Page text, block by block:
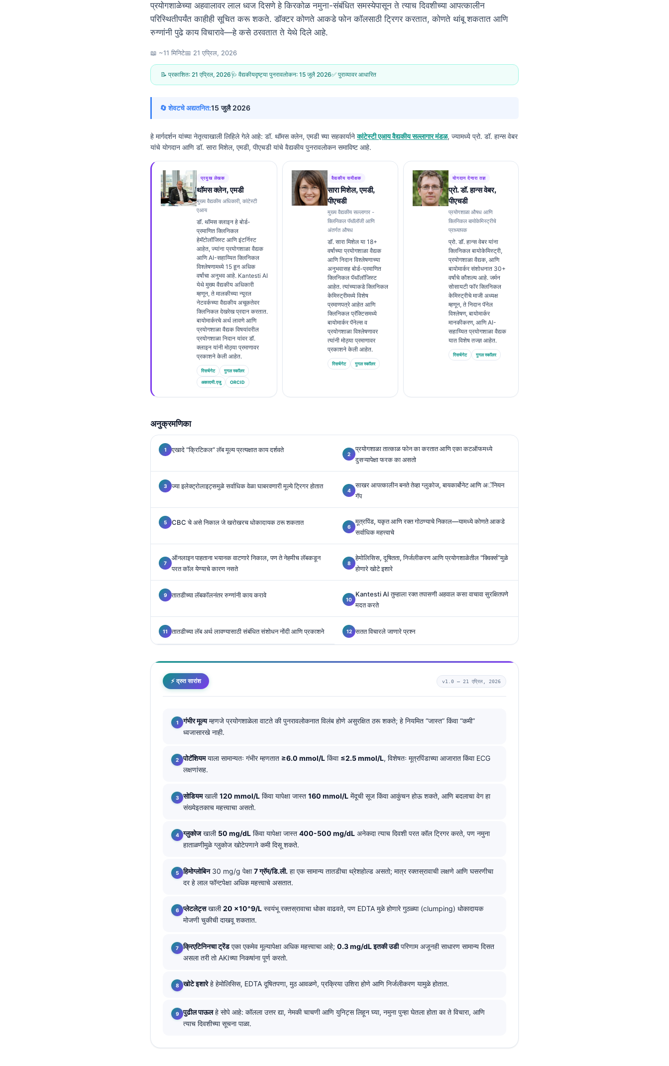
प्रयोगशाळेच्या अहवालावर लाल ध्वज दिसणे हे किरकोळ नमुना-संबंधित समस्येपासून ते त्याच दिवशीच्या आपत्कालीन
परिस्थितीपर्यंत काहीही सूचित करू शकते. डॉक्टर कोणते आकडे फोन कॉलसाठी ट्रिगर करतात, कोणते थांबू शकतात आणि
रुग्णांनी पुढे काय विचारावे—हे कसे ठरवतात ते येथे दिले आहे.
📖 ~11 मिनिटे📅 21 एप्रिल, 2026
📝 प्रकाशित: 21 एप्रिल, 2026🩺 वैद्यकीयदृष्ट्या पुनरावलोकन: 15 जुलै 2026✅ पुराव्यावर आधारित
🔄 शेवटचे अद्यतनित:15 जुलै 2026
हे मार्गदर्शन यांच्या नेतृत्वाखाली लिहिले गेले आहे: डॉ. थॉमस क्लेन, एमडीच्या सहकार्यानेकांटेस्टी एआय वैद्यकीय सल्लागार मंडळ, ज्यामध्ये प्रो. डॉ. हान्स वेबर
यांचे योगदान आणि डॉ. सारा मिशेल, एमडी, पीएचडी यांचे वैद्यकीय पुनरावलोकन समाविष्ट आहे.
प्रमुख लेखक
थॉमस क्लेन, एमडी
मुख्य वैद्यकीय अधिकारी, कांटेस्टी
एआय
डॉ. थॉमस क्लाइन हे बोर्ड-
प्रमाणित क्लिनिकल
हेमॅटोलॉजिस्ट आणि इंटर्निस्ट
आहेत, ज्यांना प्रयोगशाळा वैद्यक
आणि AI-सहाय्यित क्लिनिकल
विश्लेषणामध्ये 15 हून अधिक
वर्षांचा अनुभव आहे. Kantesti AI
येथे मुख्य वैद्यकीय अधिकारी
म्हणून, ते मालकीच्या न्यूरल
नेटवर्कच्या वैद्यकीय अचूकतेवर
क्लिनिकल देखरेख प्रदान करतात.
बायोमार्करचे अर्थ लावणे आणि
प्रयोगशाळा वैद्यक विषयांवरील
प्रयोगशाळा निदान यांवर डॉ.
क्लाइन यांनी मोठ्या प्रमाणावर
प्रकाशने केली आहेत.
रिसर्चगेट गुगल स्कॉलर
अकादमी.एजु ORCID
वैद्यकीय समीक्षक
सारा मिशेल, एमडी,
पीएचडी
मुख्य वैद्यकीय सल्लागार -
क्लिनिकल पॅथॉलॉजी आणि
अंतर्गत औषध
डॉ. सारा मिशेल या 18+
वर्षांच्या प्रयोगशाळा वैद्यक
आणि निदान विश्लेषणाच्या
अनुभवासह बोर्ड-प्रमाणित
क्लिनिकल पॅथॉलॉजिस्ट
आहेत. त्यांच्याकडे क्लिनिकल
केमिस्ट्रीमध्ये विशेष
प्रमाणपत्रे आहेत आणि
क्लिनिकल प्रॅक्टिसमध्ये
बायोमार्कर पॅनेल्स व
प्रयोगशाळा विश्लेषणावर
त्यांनी मोठ्या प्रमाणावर
प्रकाशने केली आहेत.
रिसर्चगेट गुगल स्कॉलर
योगदान देणारा तज्ञ
प्रो. डॉ. हान्स वेबर,
पीएचडी
प्रयोगशाळा औषध आणि
क्लिनिकल बायोकेमिस्ट्रीचे
प्राध्यापक
प्रो. डॉ. हान्स वेबर यांना
क्लिनिकल बायोकेमिस्ट्री,
प्रयोगशाळा वैद्यक, आणि
बायोमार्कर संशोधनात 30+
वर्षांचे कौशल्य आहे. जर्मन
सोसायटी फॉर क्लिनिकल
केमिस्ट्रीचे माजी अध्यक्ष
म्हणून, ते निदान पॅनेल
विश्लेषण, बायोमार्कर
मानकीकरण, आणि AI-
सहाय्यित प्रयोगशाळा वैद्यक
यात विशेष तज्ज्ञ आहेत.
रिसर्चगेट गुगल स्कॉलर
अनुक्रमणिका
एखादे “क्रिटिकल” लॅब मूल्य प्रत्यक्षात काय दर्शवते
प्रयोगशाळा तात्काळ फोन का करतात आणि एका कटऑफमध्ये
दुसऱ्यापेक्षा फरक का असतो
ज्या इलेक्ट्रोलाइट्समुळे सर्वाधिक वेळा घाबरवणारी मूल्ये ट्रिगर होतात
साखर आपत्कालीन बनते तेव्हा ग्लुकोज, बायकार्बोनेट आणि अॅनियन
गॅप
CBC चे असे निकाल जे खरोखरच धोकादायक ठरू शकतात
मूत्रपिंड, यकृत आणि रक्त गोठण्याचे निकाल—यामध्ये कोणते आकडे
सर्वाधिक महत्त्वाचे
ऑनलाइन पाहताना भयानक वाटणारे निकाल, पण ते नेहमीच लॅबकडून
परत कॉल येण्याचे कारण नसते
हेमोलिसिस, दूषितता, निर्जलीकरण आणि प्रयोगशाळेतील “क्विर्क्स”मुळे
होणारे खोटे इशारे
तातडीच्या लॅबकॉलनंतर रुग्णांनी काय करावे
Kantesti AI तुम्हाला रक्त तपासणी अहवाल कसा वाचावा सुरक्षितपणे
मदत करते
तातडीच्या लॅब अर्थ लावण्यासाठी संबंधित संशोधन नोंदी आणि प्रकाशने सतत विचारले जाणारे प्रश्न
⚡ द्रुत सारांश v1.0 — 21 एप्रिल, 2026
गंभीर मूल्यम्हणजे प्रयोगशाळेला वाटते की पुनरावलोकनात विलंब होणे असुरक्षित ठरू शकते; हे नियमित “जास्त” किंवा “कमी”
ध्वजासारखे नाही.
पोटॅशियमयाला सामान्यतः गंभीर म्हणतात ≥6.0 mmol/L किंवा ≤2.5 mmol/L, विशेषतः मूत्रपिंडाच्या आजारात किंवा ECG
लक्षणांसह.
सोडियमखाली120 mmol/L किंवा यापेक्षा जास्त 160 mmol/L मेंदूची सूज किंवा आकुंचन होऊ शकते, आणि बदलाचा वेग हा
संख्येइतकाच महत्त्वाचा असतो.
ग्लुकोजखाली 50 mg/dL किंवा यापेक्षा जास्त 400-500 mg/dL अनेकदा त्याच दिवशी परत कॉल ट्रिगर करते, पण नमुना
हाताळणीमुळे ग्लुकोज खोटेपणाने कमी दिसू शकते.
हिमोग्लोबिन30 mg/g पेक्षा7 ग्रॅम/डि.ली. हा एक सामान्य तातडीचा थ्रेशहोल्ड असतो; मात्र रक्तस्रावाची लक्षणे आणि घसरणीचा
दर हे लाल फॉन्टपेक्षा अधिक महत्त्वाचे असतात.
प्लेटलेट्सखाली20 ×10^9/L स्वयंभू रक्तस्रावाचा धोका वाढवते, पण EDTA मुळे होणारे गुठळ्या (clumping) धोकादायक
मोजणी चुकीची दाखवू शकतात.
क्रिएटिनिनचा ट्रेंडएका एकमेव मूल्यापेक्षा अधिक महत्त्वाचा आहे; 0.3 mg/dL इतकी उडीपरिणाम अजूनही साधारण सामान्य दिसत
असला तरी तो AKIच्या निकषांना पूर्ण करतो.
खोटे इशारेहे हेमोलिसिस, EDTA दूषितपणा, मुठ आवळणे, प्रक्रिया उशिरा होणे आणि निर्जलीकरण यामुळे होतात.
पुढील पाऊलहे सोपे आहे: कॉलला उत्तर द्या, नेमकी चाचणी आणि युनिट्स लिहून घ्या, नमुना पुन्हा घेतला होता का ते विचारा, आणि
त्याच दिवशीच्या सूचना पाळा.